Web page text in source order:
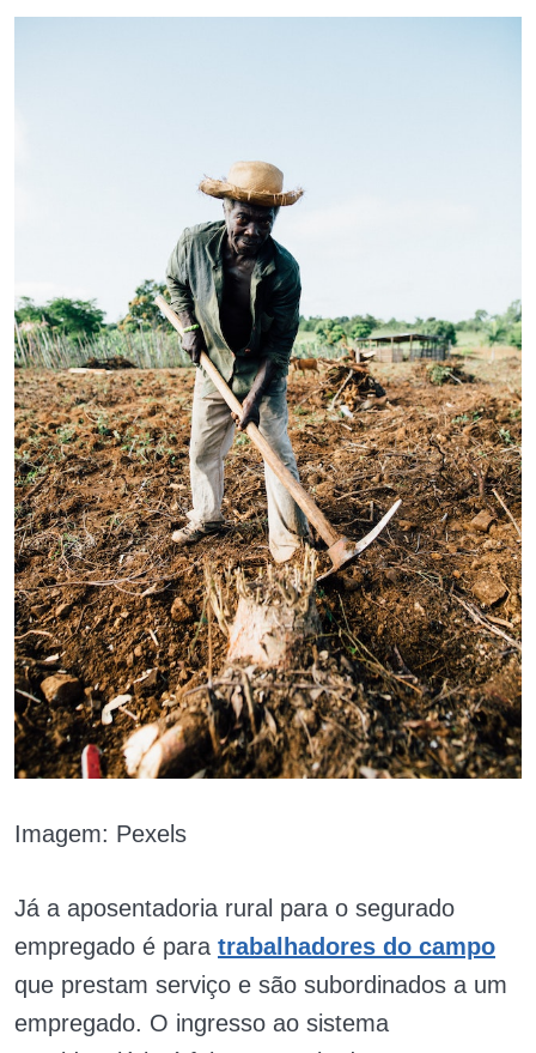
Imagem: Pexels
Já a aposentadoria rural para o segurado
empregado é para trabalhadores do campo
que prestam serviço e são subordinados a um
empregado. O ingresso ao sistema